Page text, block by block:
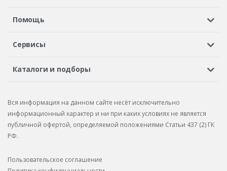
Регистрация или вход
Помощь
Шины в кредит
Сервисы
Автосервисы
Бонусная программа
Рекламации по услугам
Каталоги и подборы
Подбор запчастей
Каталог запчастей
Вся информация на данном сайте несёт исключительно
информационный характер и ни при каких условиях не является
публичной офертой, определяемой положениями Статьи 437 (2) ГК
РФ.
Пользовательское соглашение